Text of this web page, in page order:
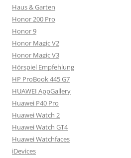
Haus & Garten
Honor 200 Pro
Honor 9
Honor Magic V2
Honor Magic V3
Hörspiel Empfehlung
HP ProBook 445 G7
HUAWEI AppGallery
Huawei P40 Pro
Huawei Watch 2
Huawei Watch GT4
Huawei Watchfaces
iDevices